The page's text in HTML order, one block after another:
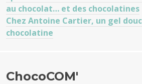
au chocolat… et des chocolatines
Chez Antoine Cartier, un gel
chocolatine
ChocoCOM'